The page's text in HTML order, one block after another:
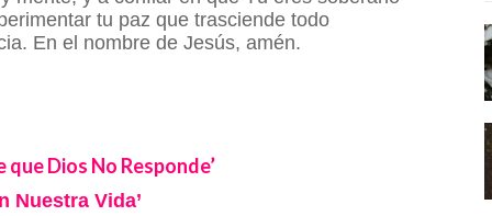
tu paz que trasciende todo
En el nombre de Jesús, amén.
Dios No Responde’
Nuestra Vida’